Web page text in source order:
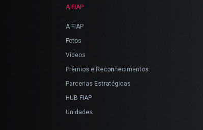
A FIAP
A FIAP
Fotos
Vídeos
Prêmios e Reconhecimentos
Parcerias Estratégicas
HUB FIAP
Unidades